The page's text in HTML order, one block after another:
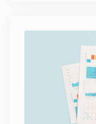
Buscas un